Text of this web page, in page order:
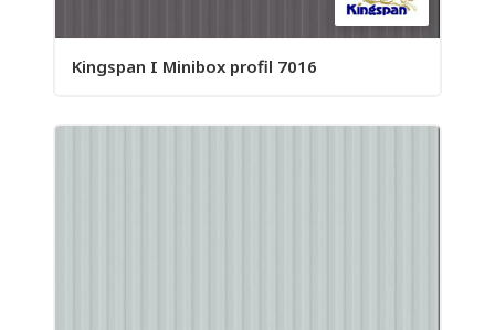
Kingspan I Minibox profil 7016